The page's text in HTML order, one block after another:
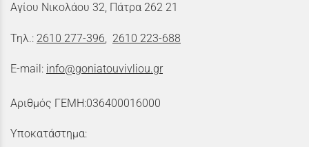
Αγίου Νικολάου 32, Πάτρα 262 21
Τηλ.: 2610 277-396 2610 223-688
E-mail: info@goniatouvivliou.gr
Αριθμός ΓΕΜΗ:036400016000
Υποκατάστημα: